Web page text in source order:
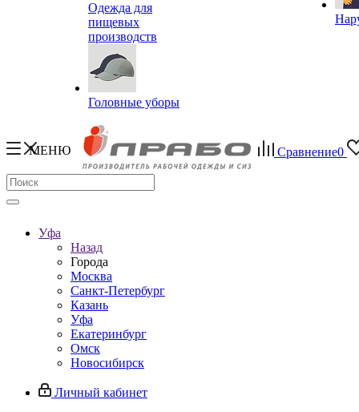
Одежда для
пищевых
производств
Головные уборы
МЕНЮ Сравнение0
Уфа
Назад
Города
Москва
Санкт-Петербург
Казань
Уфа
Екатеринбург
Омск
Новосибирск
Личный кабинет